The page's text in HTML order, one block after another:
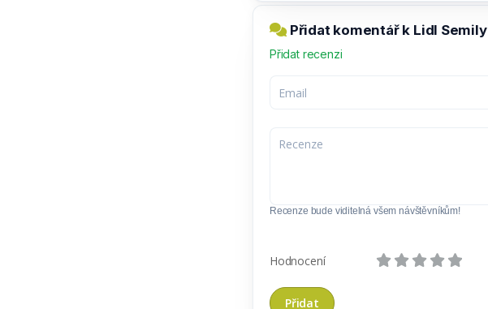
Přidat komentář k Lidl Semily
Přidat recenzi
Recenze bude viditelná všem návštěvníkům!
Hodnocení